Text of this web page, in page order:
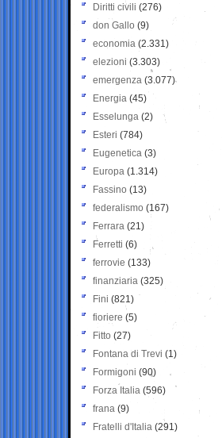
Diritti civili (276)
don Gallo (9)
economia (2.331)
elezioni (3.303)
emergenza (3.077)
Energia (45)
Esselunga (2)
Esteri (784)
Eugenetica (3)
Europa (1.314)
Fassino (13)
federalismo (167)
Ferrara (21)
Ferretti (6)
ferrovie (133)
finanziaria (325)
Fini (821)
fioriere (5)
Fitto (27)
Fontana di Trevi (1)
Formigoni (90)
Forza Italia (596)
frana (9)
Fratelli d'Italia (291)